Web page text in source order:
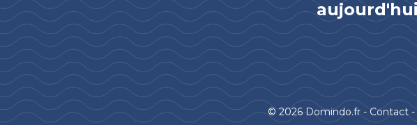
© 2026 Domindo.fr -Contact -